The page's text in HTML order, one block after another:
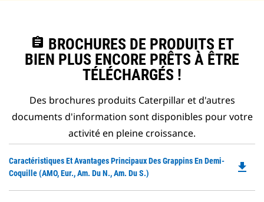
assignment BROCHURES DE PRODUITS ET
BIEN PLUS ENCORE PRÊTS À ÊTRE
TÉLÉCHARGÉS !
Des brochures produits Caterpillar et d'autres
documents d'information sont disponibles pour votre
activité en pleine croissance.
Caractéristiques Et Avantages Principaux Des Grappins En Demi-
Coquille (AMO, Eur., Am. Du N., Am. Du S.)
file_download